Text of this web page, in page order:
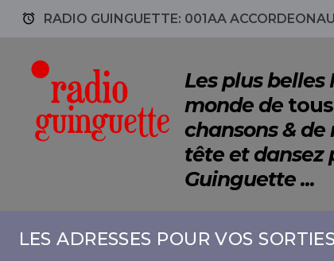
access_alarm RADIO GUINGUETTE: 001AA
Les plus belles
monde de tous
chansons & de
tête et dansez
Guinguette ...
LES ADRESSES POUR VOS